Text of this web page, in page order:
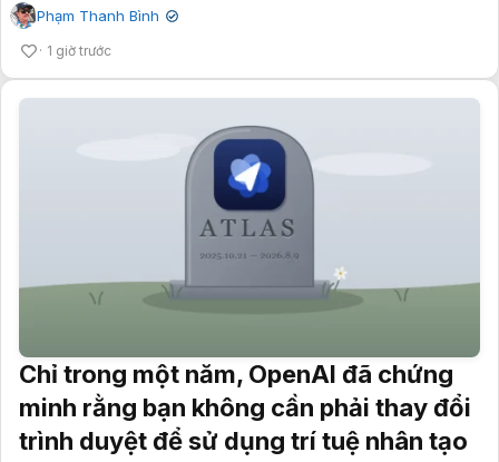
Phạm Thanh Bình ✔
1 giờ trước
Chỉ trong một năm, OpenAI đã chứng
minh rằng bạn không cần phải thay đổi
trình duyệt để sử dụng trí tuệ nhân tạo